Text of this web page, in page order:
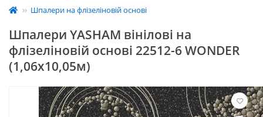
Шпалери на флізеліновій основі
Шпалери YASHAM вінілові на
флізеліновій основі 22512-6 WONDER
(1,06х10,05м)